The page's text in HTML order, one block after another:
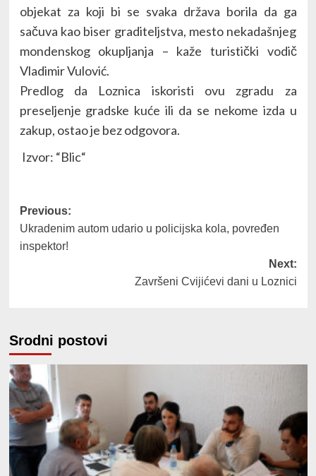
objekat za koji bi se svaka država borila da ga
sačuva kao biser graditeljstva, mesto nekadašnjeg
mondenskog okupljanja – kaže turistički vodič
Vladimir Vulović.
Predlog da Loznica iskoristi ovu zgradu za
preseljenje gradske kuće ili da se nekome izda u
zakup, ostao je bez odgovora.
Izvor: “Blic“
Post
navigation
Previous:
Ukradenim autom udario u policijska kola, povređen
inspektor!
Next:
Završeni Cvijićevi dani u Loznici
Srodni postovi